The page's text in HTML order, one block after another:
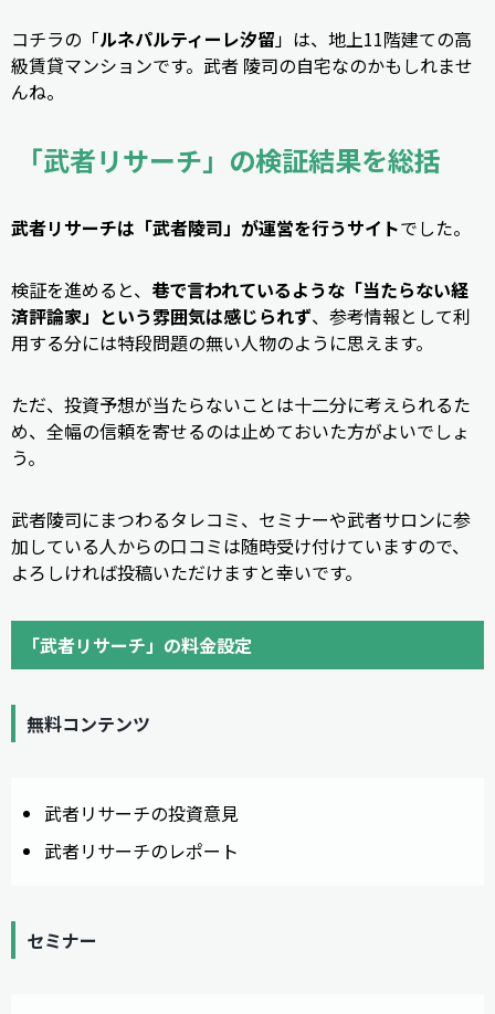
コチラの「ルネパルティーレ汐留」は、地上11階建ての高
級賃貸マンションです。武者 陵司の自宅なのかもしれませ
んね。
「武者リサーチ」の検証結果を総括
武者リサーチは「武者陵司」が運営を行うサイトでした。
検証を進めると、 巷で言われているような「当たらない経
済評論家」という雰囲気は感じられず、参考情報として利
用する分には特段問題の無い人物のように思えます。
ただ、投資予想が当たらないことは十二分に考えられるた
め、全幅の信頼を寄せるのは止めておいた方がよいでしょ
う。
武者陵司にまつわるタレコミ、セミナーや武者サロンに参
加している人からの口コミは随時受け付けていますので、
よろしければ投稿いただけますと幸いです。
「武者リサーチ」の料金設定
無料コンテンツ
武者リサーチの投資意見
武者リサーチのレポート
セミナー